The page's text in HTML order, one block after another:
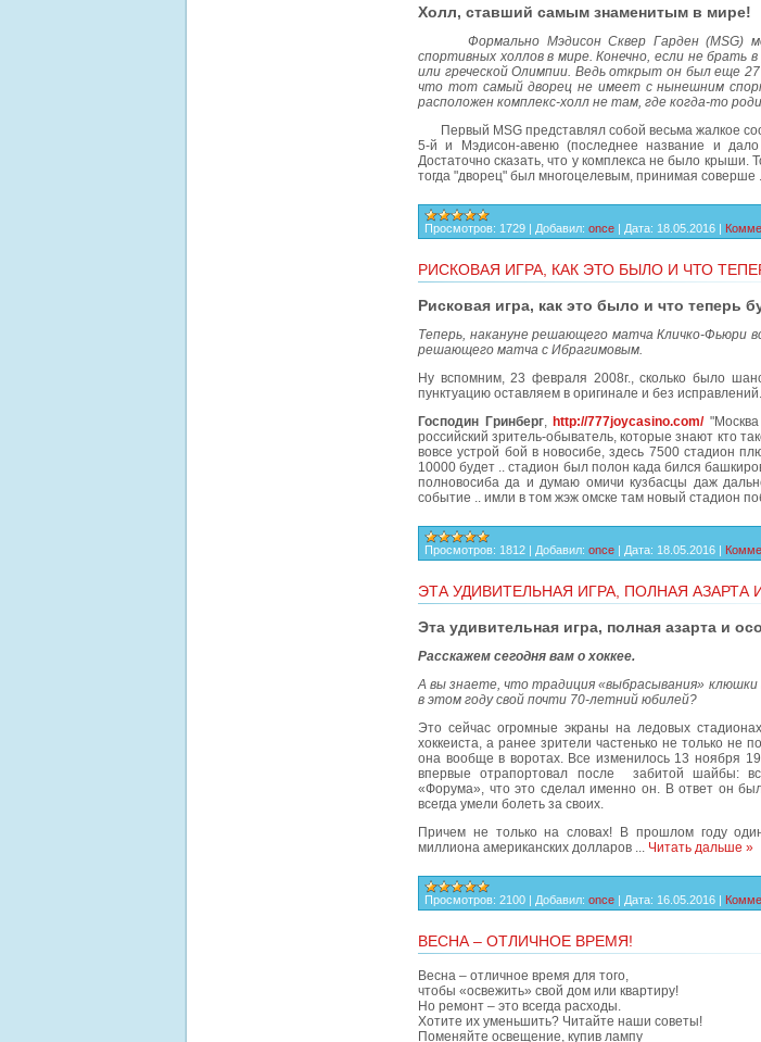
Холл, ставший самым знаменитым в мире!
Формально Мэдисон Сквер Гарден (MSG)
спортивных холлов в мире. Конечно, если не брать
или греческой Олимпии. Ведь открыт он был еще
что тот самый дворец не имеет с нынешним
расположен комплекс-холл не там, где когда-то
Первый MSG представлял собой весьма жалкое
5-й и Мэдисон-авеню (последнее название и
Достаточно сказать, что у комплекса не было крыши.
тогда "дворец" был многоцелевым, принимая соверше
Просмотров: 1729 | Добавил: once | Дата: 18.05.2016 |
РИСКОВАЯ ИГРА, КАК ЭТО БЫЛО И ЧТО
Рисковая игра, как это было и что теперь
Теперь, накануне решающего матча Кличко-Фьюри
решающего матча с Ибрагимовым.
Ну вспомним, 23 февраля 2008г., сколько было
пунктуацию оставляем в оригинале и без исправлений.
Господин Гринберг, http://777joycasino.com/
российский зритель-обыватель, которые знают кто
вовсе устрой бой в новосибе, здесь 7500 стадион
10000 будет .. стадион был полон када бился
полновосиба да и думаю омичи кузбасцы даж
событие .. имли в том жэж омске там новый стадион
Просмотров: 1812 | Добавил: once | Дата: 18.05.2016 |
ЭТА УДИВИТЕЛЬНАЯ ИГРА, ПОЛНАЯ АЗАРТА
Эта удивительная игра, полная азарта и
Расскажем сегодня вам о хоккее.
А вы знаете, что традиция «выбрасывания»
в этом году свой почти 70-летний юбилей?
Это сейчас огромные экраны на ледовых
хоккеиста, а ранее зрители частенько не только не
она вообще в воротах. Все изменилось 13 ноября
впервые отрапортовал после забитой шайбы:
«Форума», что это сделал именно он. В ответ он
всегда умели болеть за своих.
Причем не только на словах! В прошлом году
миллиона американских долларов ... Читать дальше »
Просмотров: 2100 | Добавил: once | Дата: 16.05.2016 |
ВЕСНА – ОТЛИЧНОЕ ВРЕМЯ!
Весна – отличное время для того,
чтобы «освежить» свой дом или квартиру!
Но ремонт – это всегда расходы.
Хотите их уменьшить? Читайте наши советы!
Поменяйте освещение, купив лампу